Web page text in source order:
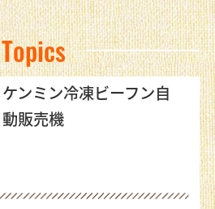
Topics
ケンミン冷凍ビーフン自
動販売機